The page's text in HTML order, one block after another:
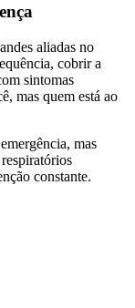
aliadas no
cobrir a
sintomas
mas quem está ao
mas
constante.